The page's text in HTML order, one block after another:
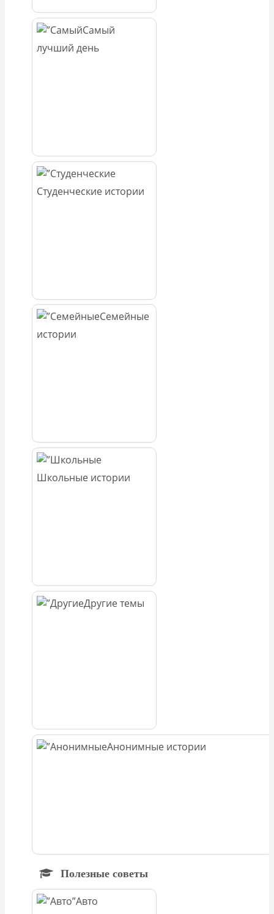
Самый
лучший день
Студенческие истории
Семейные
истории
Школьные истории
Другие темы
Анонимные истории
Полезные советы
Авто